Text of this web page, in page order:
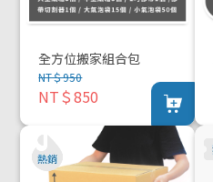
全方位搬家組合包
NT＄950
NT＄850